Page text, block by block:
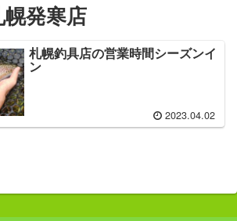
発寒店
札幌釣具店の営業時間シーズンイ
ン
2023.04.02